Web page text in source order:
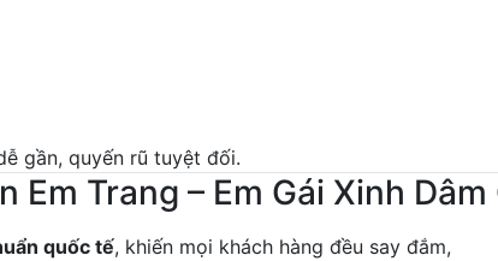
gần, quyến rũ tuyệt đối.
Em Trang – Em Gái Xinh
quốc tế, khiến mọi khách hàng đều say đắm,